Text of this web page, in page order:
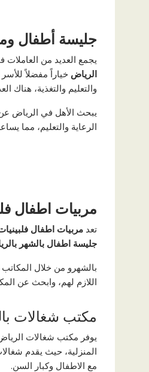
جليسة أطفال
يجمع العديد من العاملات
الرياض خياراً مفضلاً
والتعليم والتغذية، هناك
يبحث الأهل في الرياض
الرعاية والتعليم، مما
مربيات اطفال
تعد مربيات اطفال
جليسة اطفال بالشهر
بالشهرو من خلال
اللازم لهم، وابحث عن
مكتب شغالات
يوفر مكتب شغالات
المنزلية، حيث يقدم
مع الاطفال وكبار السن.